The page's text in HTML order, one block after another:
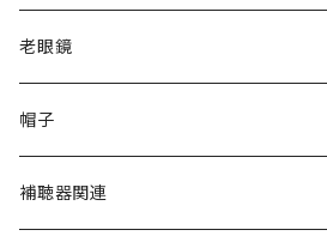
VivienneWestwood ヴィヴィアン
PAGE BOY ページボーイ
フルラ FURLA
gucci グッチ
VivienneWestwood ヴィヴィアン
FURLA フルラ
老眼鏡
エッシェンバッハ Eschenbach
PORSCHE DESIGN ポルシェデザイン
帽子
補聴器関連